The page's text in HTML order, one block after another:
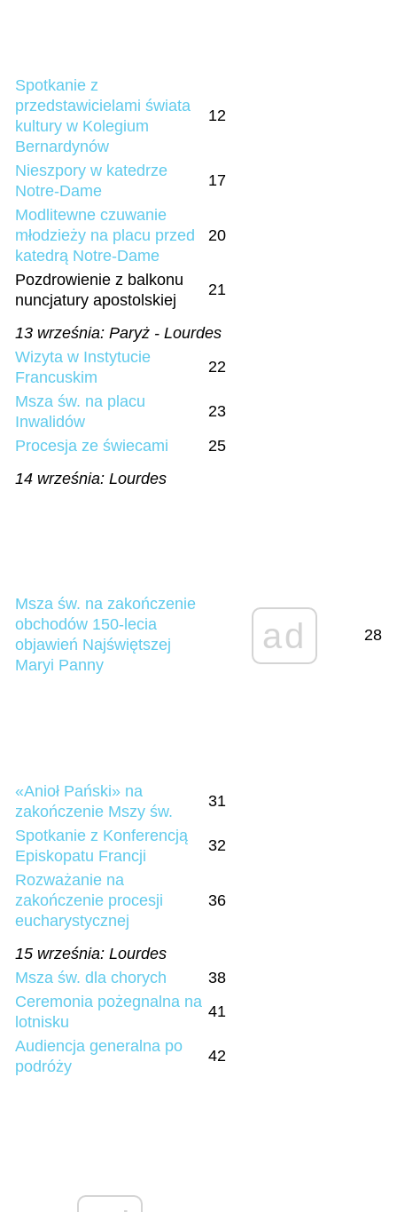
Spotkanie z
przedstawicielami świata
kultury w Kolegium
Bernardynów
12
Nieszpory w katedrze
Notre-Dame
17
Modlitewne czuwanie
młodzieży na placu przed
katedrą Notre-Dame
20
Pozdrowienie z balkonu
nuncjatury apostolskiej
21
13 września: Paryż - Lourdes
Wizyta w Instytucie
Francuskim
22
Msza św. na placu
Inwalidów
23
Procesja ze świecami
25
14 września: Lourdes
Msza św. na zakończenie
obchodów 150-lecia
objawień Najświętszej
Maryi Panny
ad 28
«Anioł Pański» na
zakończenie Mszy św.
31
Spotkanie z Konferencją
Episkopatu Francji
32
Rozważanie na
zakończenie procesji
eucharystycznej
36
15 września: Lourdes
Msza św. dla chorych
38
Ceremonia pożegnalna na
lotnisku
41
Audiencja generalna po
podróży
42